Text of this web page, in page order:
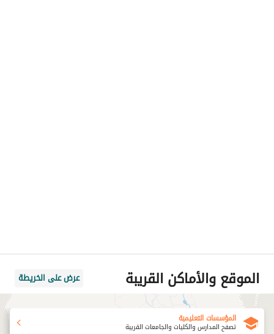
الموقع والأماكن القريبة عرض على الخريطة
المؤسسات التعليمية
تصفح المدارس والكليات والجامعات القريبة